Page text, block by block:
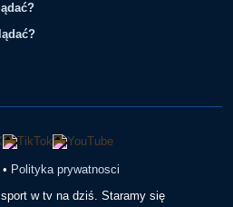
• Polityka prywatnosci
w tv na dziś. Staramy się